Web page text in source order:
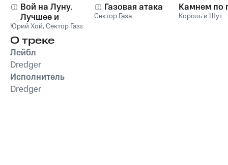
Вой на Луну.
Лучшее и
неизданное
Юрий Хой,Сектор Газа
Газовая атака
Сектор Газа
Камнем по
Король и Шут
О треке
Лейбл
Dredger
Исполнитель
Dredger